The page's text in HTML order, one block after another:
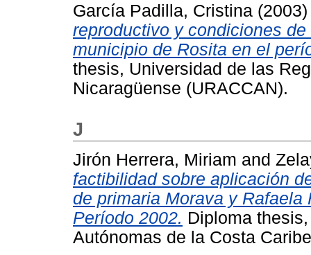
García Padilla, Cristina
reproductivo y condiciones
municipio de Rosita en el
thesis, Universidad de las
Nicaragüense (URACCAN).
J
Jirón Herrera, Miriam and
factibilidad sobre aplicación
de primaria Morava y
Período 2002. Diploma
Autónomas de la Costa